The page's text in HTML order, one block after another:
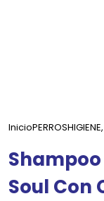
InicioPERROS
Shampoo
Soul Con